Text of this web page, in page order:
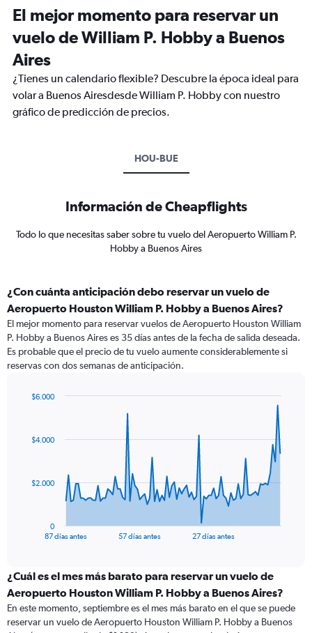
El mejor momento para reservar un
vuelo de William P. Hobby a Buenos
Aires
¿Tienes un calendario flexible? Descubre la época ideal para
volar a Buenos Airesdesde William P. Hobby con nuestro
gráfico de predicción de precios.
HOU-BUE
Información de Cheapflights
Todo lo que necesitas saber sobre tu vuelo del Aeropuerto William P.
Hobby a Buenos Aires
¿Con cuánta anticipación debo reservar un vuelo de
Aeropuerto Houston William P. Hobby a Buenos Aires?
El mejor momento para reservar vuelos de Aeropuerto Houston William
P. Hobby a Buenos Aires es 35 días antes de la fecha de salida deseada.
Es probable que el precio de tu vuelo aumente considerablemente si
reservas con dos semanas de anticipación.
data
The
categories.
Range:
88
categories.
The
87 días antes 57 días antes 27 días antes
0
$2.000
$4.000
$6.000
¿Cuál es el mes más barato para reservar un vuelo de
Aeropuerto Houston William P. Hobby a Buenos Aires?
En este momento, septiembre es el mes más barato en el que se puede
reservar un vuelo de Aeropuerto Houston William P. Hobby a Buenos